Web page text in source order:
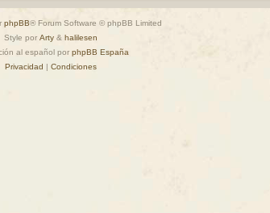
phpBB® Forum Software © phpBB Limited
Style por Arty & halilesen
al español por phpBB España
Privacidad | Condiciones